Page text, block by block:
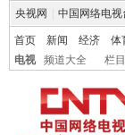
央视网 中国网络电视
首页 新闻 经济 体
电视
频道大全 栏